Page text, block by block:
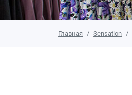
Главная Sensation